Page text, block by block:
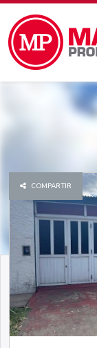
COMPARTIR